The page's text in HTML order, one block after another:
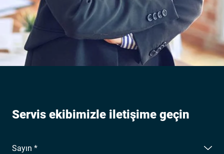
Servis ekibimizle iletişime geçin
Sayın *